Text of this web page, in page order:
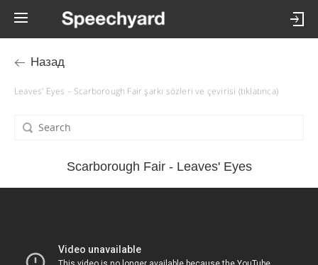
Назад
Leaves' Eyes – Scarborough Fair şarkı sözleri ve çevirisi (tıklatınca)
Scarborough Fair - Leaves' Eyes